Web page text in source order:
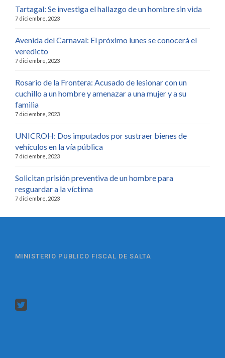
Tartagal: Se investiga el hallazgo de un hombre sin vida
7 diciembre, 2023
Avenida del Carnaval: El próximo lunes se conocerá el
veredicto
7 diciembre, 2023
Rosario de la Frontera: Acusado de lesionar con un
cuchillo a un hombre y amenazar a una mujer y a su
familia
7 diciembre, 2023
UNICROH: Dos imputados por sustraer bienes de
vehículos en la vía pública
7 diciembre, 2023
Solicitan prisión preventiva de un hombre para
resguardar a la víctima
7 diciembre, 2023
MINISTERIO PUBLICO FISCAL DE SALTA